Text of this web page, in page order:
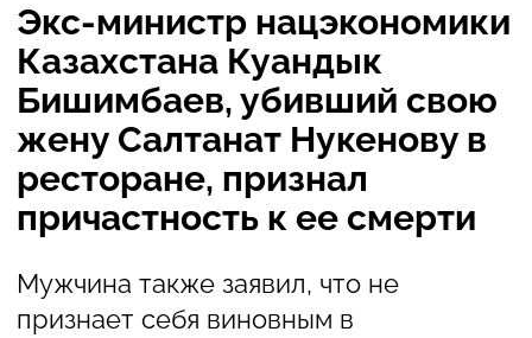
Экс-министр нацэкономики
Казахстана Куандык
Бишимбаев, убивший свою
жену Салтанат Нукенову в
ресторане, признал
причастность к ее смерти
Мужчина также заявил, что не
признает себя виновным в